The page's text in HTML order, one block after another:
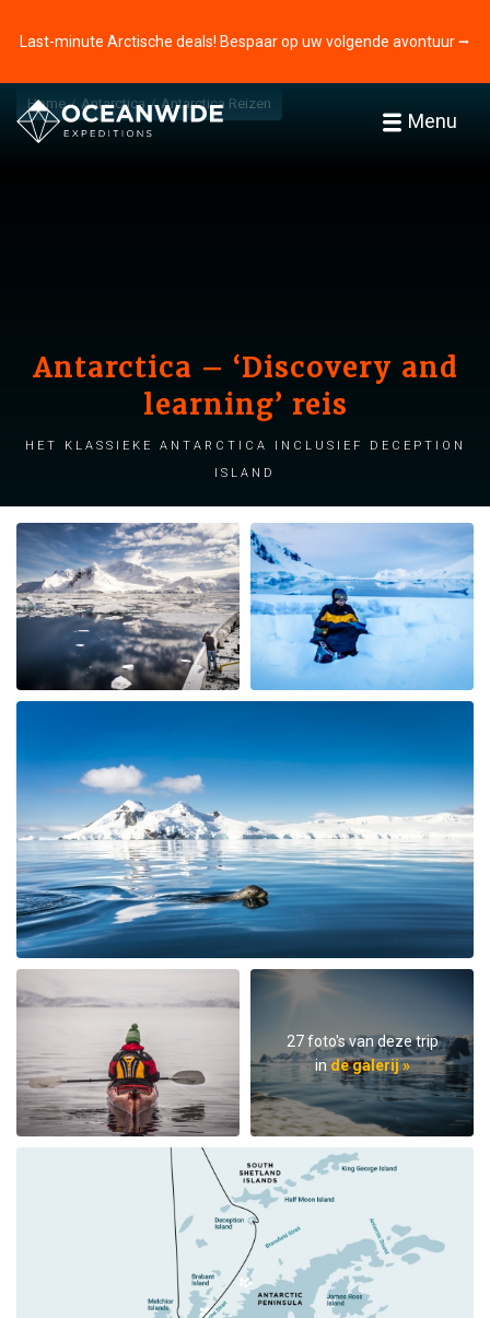
Last-minute Arctische deals! Bespaar op uw volgende avontuur ⭢
Menu
Home Antarctica Antarctica Reizen
Antarctica – ‘Discovery and
learning’ reis
Het klassieke Antarctica inclusief Deception
Island
27 foto's van deze trip
inde galerij »